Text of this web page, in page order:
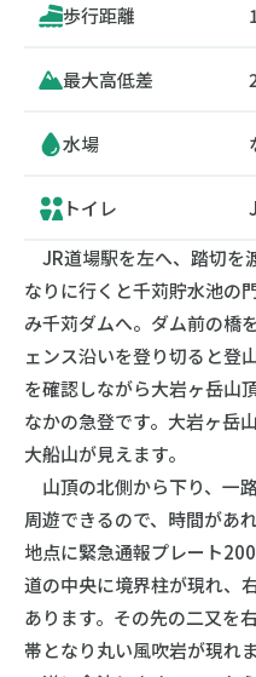
歩行距離
最大高低差
水場
トイレ
JR道場駅を左へ、踏切を
なりに行くと千苅貯水池の
み千苅ダムへ。ダム前の橋
ェンス沿いを登り切ると登
を確認しながら大岩ヶ岳山
なかの急登です。大岩ヶ岳
大船山が見えます。
山頂の北側から下り、一
周遊できるので、時間があ
地点に緊急通報プレート
道の中央に境界柱が現れ、
あります。その先の二又を
帯となり丸い風吹岩が現れ